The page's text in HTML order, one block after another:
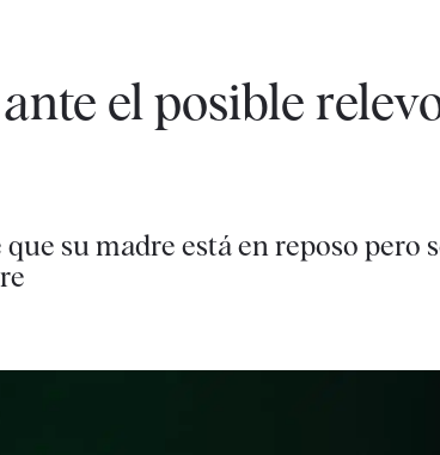
el posible
su madre está en reposo pero